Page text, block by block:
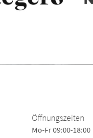
Öffnungszeiten
Mo-Fr 09:00-18:00